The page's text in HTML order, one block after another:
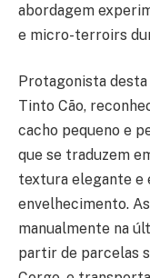
abordagem
e micro-terroirs
Protagonista desta
Tinto Cão,
cacho pequeno e
que se traduzem
textura elegante e
envelhecimento.
manualmente na
partir de parcelas